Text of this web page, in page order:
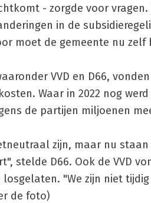
- zorgde voor
in de
moet de gemeente nu zelf
VVD en D66,
Waar in 2022 nog
de partijen miljoenen
zijn, maar nu
stelde D66. Ook de VVD
losgelaten. "We zijn niet
de foto)